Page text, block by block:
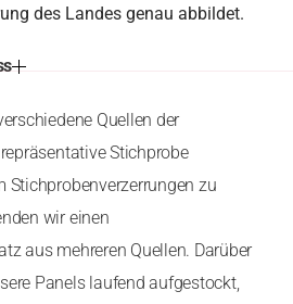
des Landes genau abbildet.
Quellen der
Stichprobe
Stichprobenverzerrungen zu
wir einen
aus mehreren Quellen. Darüber
Panels laufend aufgestockt,